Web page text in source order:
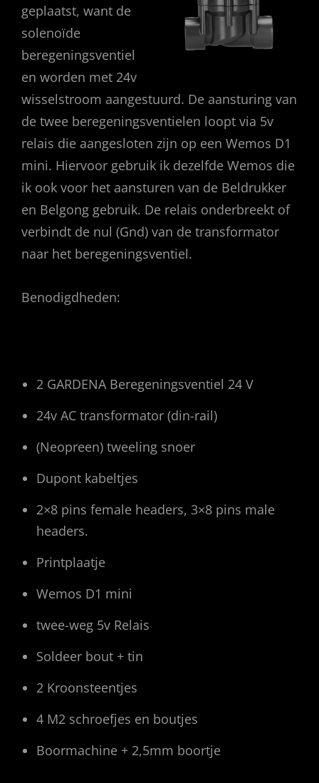
geplaatst, want de
solenoïde
beregeningsventiel
en worden met 24v
wisselstroom aangestuurd. De aansturing van
de twee beregeningsventielen loopt via 5v
relais die aangesloten zijn op een Wemos D1
mini. Hiervoor gebruik ik dezelfde Wemos die
ik ook voor het aansturen van de Beldrukker
en Belgong gebruik. De relais onderbreekt of
verbindt de nul (Gnd) van de transformator
naar het beregeningsventiel.
Benodigdheden:
2 GARDENA Beregeningsventiel 24 V
24v AC transformator (din-rail)
(Neopreen) tweeling snoer
Dupont kabeltjes
2×8 pins female headers, 3×8 pins male
headers.
Printplaatje
Wemos D1 mini
twee-weg 5v Relais
Soldeer bout + tin
2 Kroonsteentjes
4 M2 schroefjes en boutjes
Boormachine + 2,5mm boortje